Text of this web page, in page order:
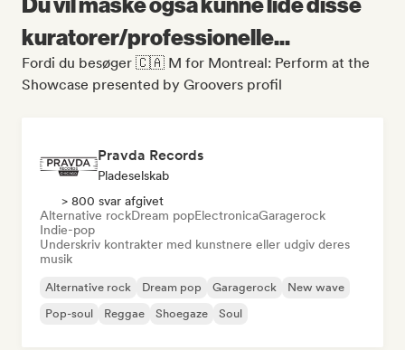
kuratorer/professionelle...
Fordi du besøger 🇨🇦 M for Montreal: Perform at the
Showcase presented by Groovers profil
Pravda Records
Pladeselskab
> 800 svar afgivet
Alternative rockDream popElectronicaGaragerock
Indie-pop
Underskriv kontrakter med kunstnere eller udgiv deres
musik
Alternative rock Dream pop Garagerock
New wave
Pop-soul
Reggae Shoegaze Soul